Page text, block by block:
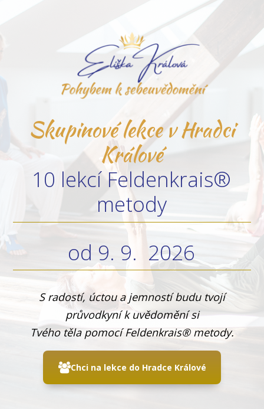
Skupinové lekce v Hradci
Králové
10 lekcí Feldenkrais®
metody
od 9. 9. 2026
S radostí, úctou a jemností budu tvojí
průvodkyní k uvědomění si
Tvého těla pomocí Feldenkrais® metody.
Chci na lekce do Hradce Králové